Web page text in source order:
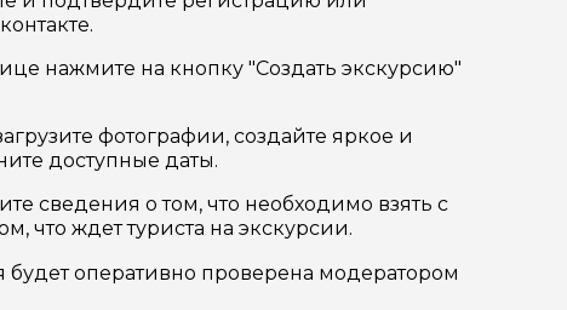
нажмите на кнопку "Создать экскурсию"
фотографии, создайте яркое и
доступные даты.
сведения о том, что необходимо взять с
что ждет туриста на экскурсии.
будет оперативно проверена модератором